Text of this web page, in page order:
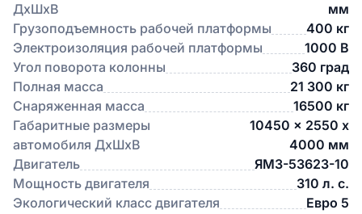
ДхШхВ
мм
Грузоподъемность рабочей платформы
400 кг
Электроизоляция рабочей платформы
1000 В
Угол поворота колонны
360 град
Полная масса
21 300 кг
Снаряженная масса
16500 кг
Габаритные размеры
автомобиля ДхШхВ
10450 x 2550 x
4000 мм
Двигатель
ЯМЗ-53623-10
Мощность двигателя
310 л. с.
Экологический класс двигателя
Евро 5